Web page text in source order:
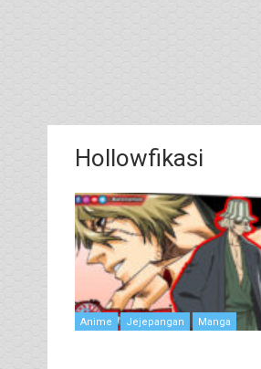
Hollowfikasi
Anime Jejepangan Manga